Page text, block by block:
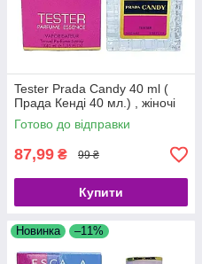
Tester Prada Candy 40 ml (
Прада Кенді 40 мл.) , жіночі
Готово до відправки
87,99 ₴ 99 ₴
Купити
Новинка –11%